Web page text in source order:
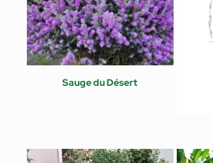
Sauge du Désert